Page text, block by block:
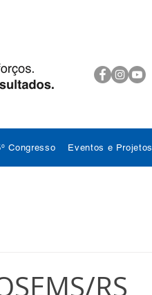
Congresso Eventos e
RS